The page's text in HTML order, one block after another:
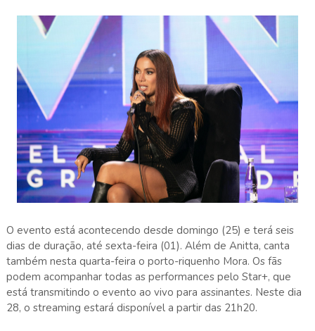
O evento está acontecendo desde domingo (25) e terá seis
dias de duração, até sexta-feira (01). Além de Anitta, canta
também nesta quarta-feira o porto-riquenho Mora. Os fãs
podem acompanhar todas as performances pelo Star+, que
está transmitindo o evento ao vivo para assinantes. Neste dia
28, o streaming estará disponível a partir das 21h20.